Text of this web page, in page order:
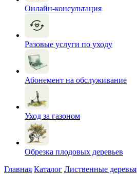
Онлайн-консультация
Разовые услуги по уходу
Абонемент на обслуживание
Уход за газоном
Обрезка плодовых деревьев
Главная Каталог Лиственные деревья